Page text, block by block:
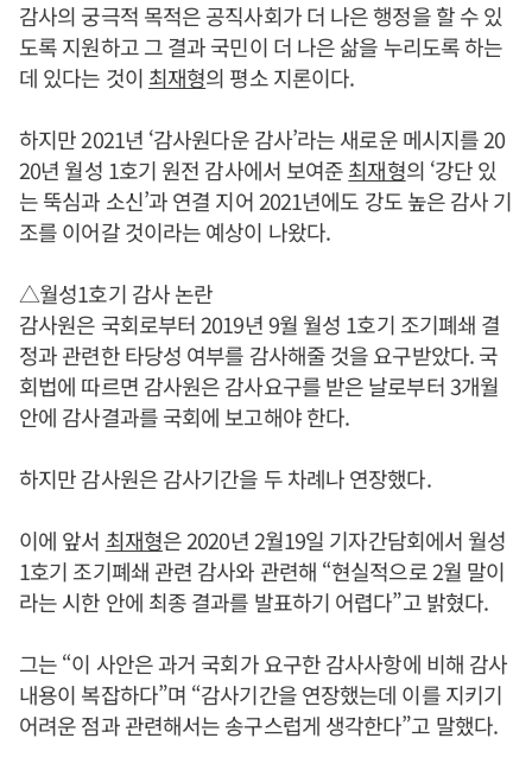
감사의 궁극적 목적은 공직사회가 더 나은 행정을 할 수 있
도록 지원하고 그 결과 국민이 더 나은 삶을 누리도록 하는
데 있다는 것이 최재형의 평소 지론이다.
하지만 2021년 ‘감사원다운 감사’라는 새로운 메시지를 20
20년 월성 1호기 원전 감사에서 보여준최재형의 ‘강단 있
는 뚝심과 소신’과 연결 지어 2021년에도 강도 높은 감사 기
조를 이어갈 것이라는 예상이 나왔다.
△월성1호기 감사 논란
감사원은 국회로부터 2019년 9월 월성 1호기 조기폐쇄 결
정과 관련한 타당성 여부를 감사해줄 것을 요구받았다. 국
회법에 따르면 감사원은 감사요구를 받은 날로부터 3개월
안에 감사결과를 국회에 보고해야 한다.
하지만 감사원은 감사기간을 두 차례나 연장했다.
이에 앞서 최재형은 2020년 2월19일 기자간담회에서 월성
1호기 조기폐쇄 관련 감사와 관련해 “현실적으로 2월 말이
라는 시한 안에 최종 결과를 발표하기 어렵다”고 밝혔다.
그는 “이 사안은 과거 국회가 요구한 감사사항에 비해 감사
내용이 복잡하다”며 “감사기간을 연장했는데 이를 지키기
어려운 점과 관련해서는 송구스럽게 생각한다”고 말했다.